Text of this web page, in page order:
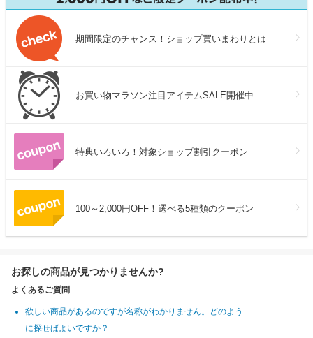
期間限定のチャンス！ショップ買いまわりとは
お買い物マラソン注目アイテムSALE開催中
特典いろいろ！対象ショップ割引クーポン
100～2,000円OFF！選べる5種類のクーポン
お探しの商品が見つかりませんか?
よくあるご質問
欲しい商品があるのですが名称がわかりません。どのよう
に探せばよいですか？